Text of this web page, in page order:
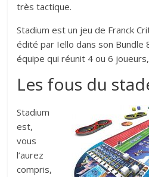
très tactique.
Stadium est un jeu de Franck
édité par Iello dans son Bundle
équipe qui réunit 4 ou 6
Les fous du
Stadium
est,
vous
l’aurez
compris,